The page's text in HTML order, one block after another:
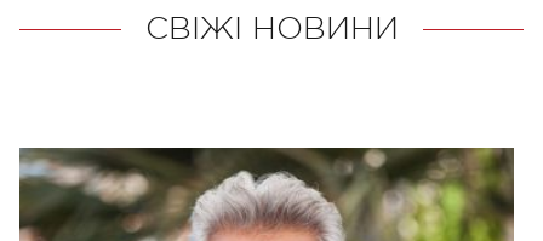
СВІЖІ НОВИНИ